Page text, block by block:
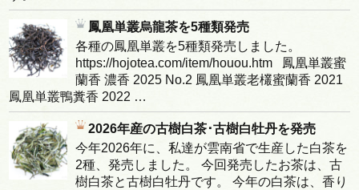
鳳凰単叢烏龍茶を5種類発売
各種の鳳凰単叢を5種類発売しました。
https://hojotea.com/item/houou.htm 鳳凰単叢蜜
蘭香 濃香 2025 No.2 鳳凰単叢老欉蜜蘭香 2021
鳳凰単叢鴨糞香 2022 …
2026年産の古樹白茶･古樹白牡丹を発売
今年2026年に、私達が雲南省で生産した白茶を
2種、発売しました。 今回発売したお茶は、古
樹白茶と古樹白牡丹です。 今年の白茶は、香り